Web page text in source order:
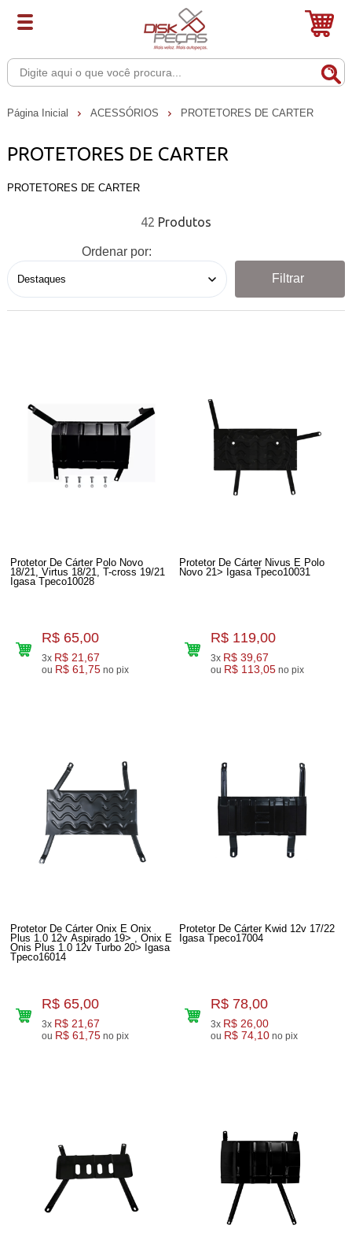
Página Inicial ACESSÓRIOS PROTETORES DE CARTER
PROTETORES DE CARTER
PROTETORES DE CARTER
42
Ordenar por:
Filtrar
Protetor De Cárter Polo Novo
18/21, Virtus 18/21, T-cross 19/21
Igasa Tpeco10028
R$ 65,00
3x R$ 21,67
ou R$ 61,75 no pix
Protetor De Cárter Nivus E Polo
Novo 21> Igasa Tpeco10031
R$ 119,00
3x R$ 39,67
ou R$ 113,05 no pix
Protetor De Cárter Onix E Onix
Plus 1.0 12v Aspirado 19> , Onix E
Onis Plus 1.0 12v Turbo 20> Igasa
Tpeco16014
R$ 65,00
3x R$ 21,67
ou R$ 61,75 no pix
Protetor De Cárter Kwid 12v 17/22
Igasa Tpeco17004
R$ 78,00
3x R$ 26,00
ou R$ 74,10 no pix